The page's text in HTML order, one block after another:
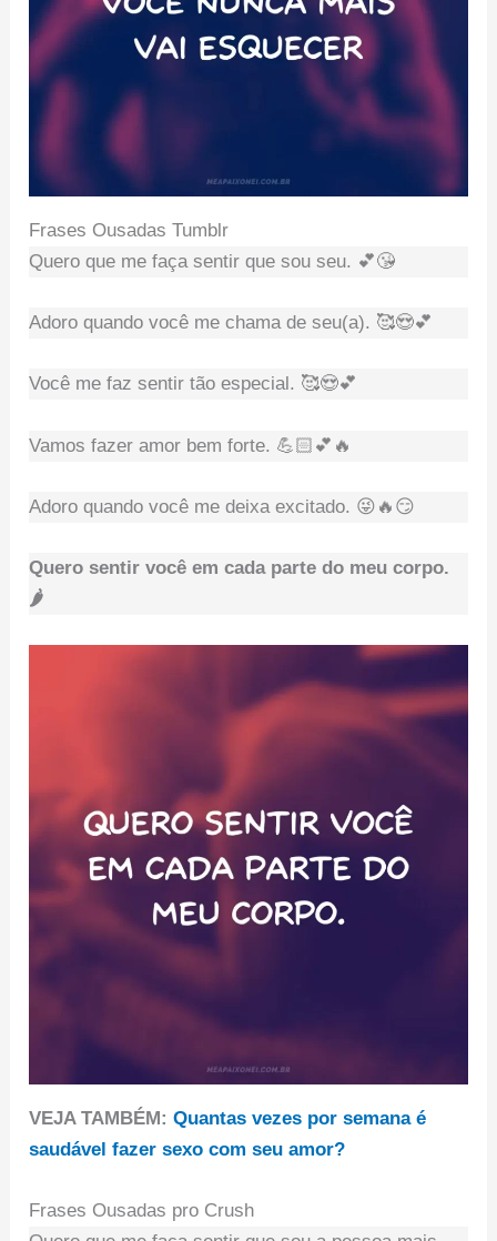
Frases Ousadas Tumblr
Quero que me faça sentir que sou seu. 💕😘
Adoro quando você me chama de seu(a). 🥰😍💕
Você me faz sentir tão especial. 🥰😍💕
Vamos fazer amor bem forte. 💪🏻💕🔥
Adoro quando você me deixa excitado. 😜🔥😏
Quero sentir você em cada parte do meu corpo.
🌶
VEJA TAMBÉM:Quantas vezes por semana é
saudável fazer sexo com seu amor?
Frases Ousadas pro Crush